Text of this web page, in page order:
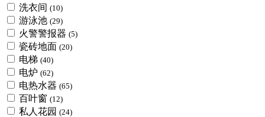
洗衣间 (10)
游泳池 (29)
火警警报器 (5)
瓷砖地面 (20)
电梯 (40)
电炉 (62)
电热水器 (65)
百叶窗 (12)
私人花园 (24)